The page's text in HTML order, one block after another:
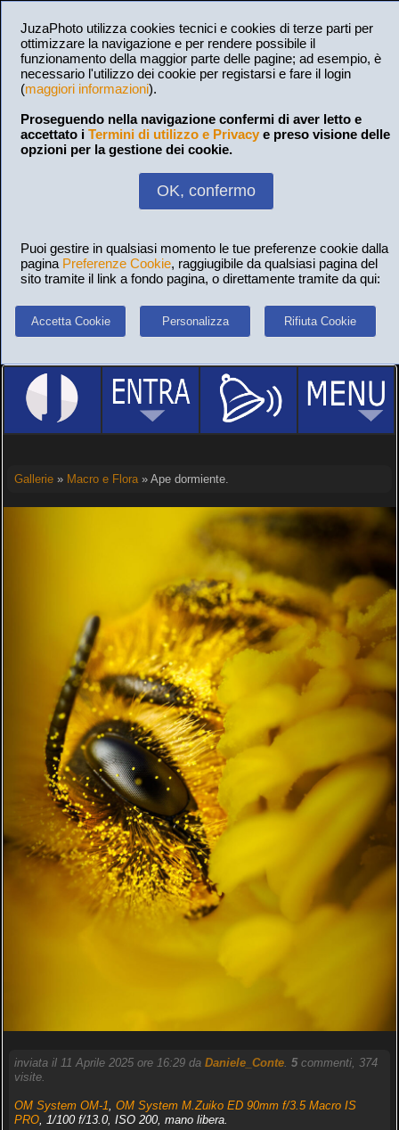
JuzaPhoto utilizza cookies tecnici e cookies di terze parti per
ottimizzare la navigazione e per rendere possibile il
funzionamento della maggior parte delle pagine; ad esempio, è
necessario l'utilizzo dei cookie per registarsi e fare il login
(maggiori informazioni).
Proseguendo nella navigazione confermi di aver letto e
accettato i Termini di utilizzo e Privacy e preso visione delle
opzioni per la gestione dei cookie.
OK, confermo
Puoi gestire in qualsiasi momento le tue preferenze cookie dalla
pagina Preferenze Cookie, raggiugibile da qualsiasi pagina del
sito tramite il link a fondo pagina, o direttamente tramite da qui:
Accetta Cookie Personalizza Rifiuta Cookie
Gallerie» Macro e Flora» Ape dormiente.
inviata il 11 Aprile 2025 ore 16:29 da Daniele_Conte. 5commenti, 374
visite.
OM System OM-1, OM System M.Zuiko ED 90mm f/3.5 Macro IS
PRO, 1/100 f/13.0, ISO 200, mano libera.